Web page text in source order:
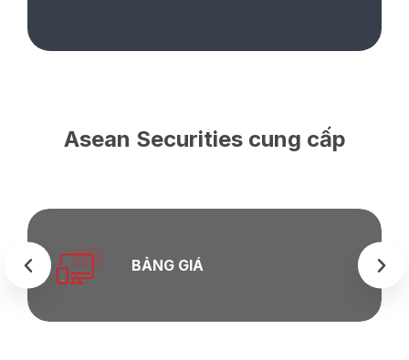
Asean Securities cung cấp
BẢNG GIÁ